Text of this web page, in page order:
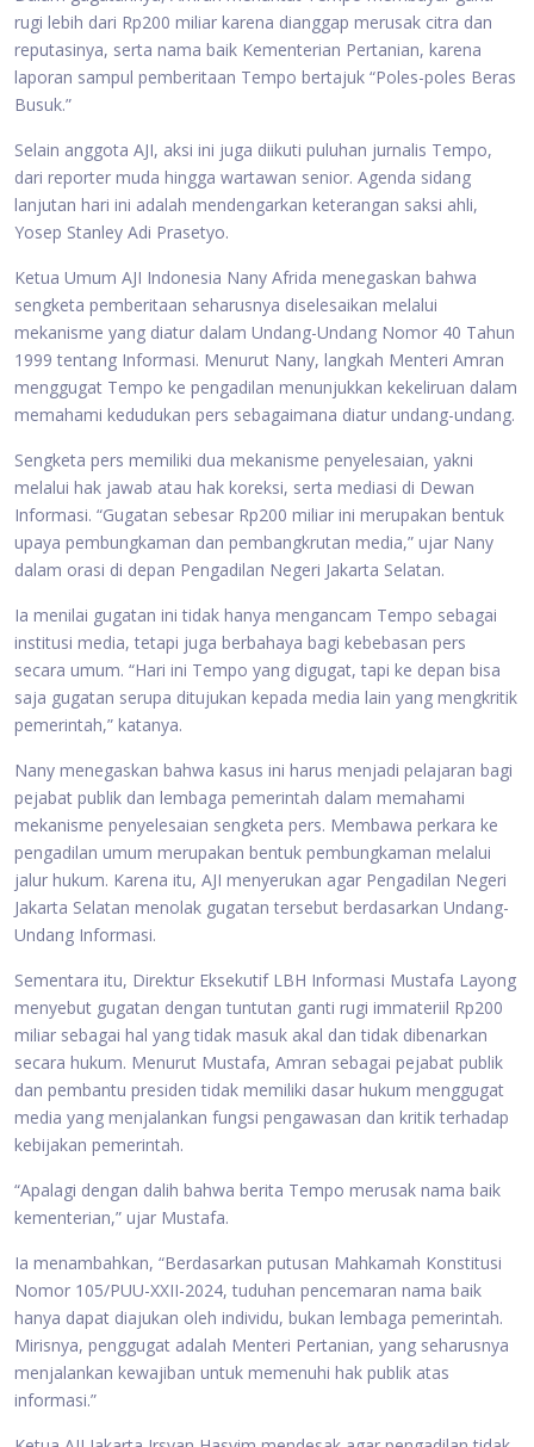
rugi lebih dari Rp200 miliar karena dianggap merusak citra dan
reputasinya, serta nama baik Kementerian Pertanian, karena
laporan sampul pemberitaan Tempo bertajuk “Poles-poles Beras
Busuk.”
Selain anggota AJI, aksi ini juga diikuti puluhan jurnalis Tempo,
dari reporter muda hingga wartawan senior. Agenda sidang
lanjutan hari ini adalah mendengarkan keterangan saksi ahli,
Yosep Stanley Adi Prasetyo.
Ketua Umum AJI Indonesia Nany Afrida menegaskan bahwa
sengketa pemberitaan seharusnya diselesaikan melalui
mekanisme yang diatur dalam Undang-Undang Nomor 40 Tahun
1999 tentang Informasi. Menurut Nany, langkah Menteri Amran
menggugat Tempo ke pengadilan menunjukkan kekeliruan dalam
memahami kedudukan pers sebagaimana diatur undang-undang.
Sengketa pers memiliki dua mekanisme penyelesaian, yakni
melalui hak jawab atau hak koreksi, serta mediasi di Dewan
Informasi. “Gugatan sebesar Rp200 miliar ini merupakan bentuk
upaya pembungkaman dan pembangkrutan media,” ujar Nany
dalam orasi di depan Pengadilan Negeri Jakarta Selatan.
Ia menilai gugatan ini tidak hanya mengancam Tempo sebagai
institusi media, tetapi juga berbahaya bagi kebebasan pers
secara umum. “Hari ini Tempo yang digugat, tapi ke depan bisa
saja gugatan serupa ditujukan kepada media lain yang mengkritik
pemerintah,” katanya.
Nany menegaskan bahwa kasus ini harus menjadi pelajaran bagi
pejabat publik dan lembaga pemerintah dalam memahami
mekanisme penyelesaian sengketa pers. Membawa perkara ke
pengadilan umum merupakan bentuk pembungkaman melalui
jalur hukum. Karena itu, AJI menyerukan agar Pengadilan Negeri
Jakarta Selatan menolak gugatan tersebut berdasarkan Undang-
Undang Informasi.
Sementara itu, Direktur Eksekutif LBH Informasi Mustafa Layong
menyebut gugatan dengan tuntutan ganti rugi immateriil Rp200
miliar sebagai hal yang tidak masuk akal dan tidak dibenarkan
secara hukum. Menurut Mustafa, Amran sebagai pejabat publik
dan pembantu presiden tidak memiliki dasar hukum menggugat
media yang menjalankan fungsi pengawasan dan kritik terhadap
kebijakan pemerintah.
“Apalagi dengan dalih bahwa berita Tempo merusak nama baik
kementerian,” ujar Mustafa.
Ia menambahkan, “Berdasarkan putusan Mahkamah Konstitusi
Nomor 105/PUU-XXII-2024, tuduhan pencemaran nama baik
hanya dapat diajukan oleh individu, bukan lembaga pemerintah.
Mirisnya, penggugat adalah Menteri Pertanian, yang seharusnya
menjalankan kewajiban untuk memenuhi hak publik atas
informasi.”